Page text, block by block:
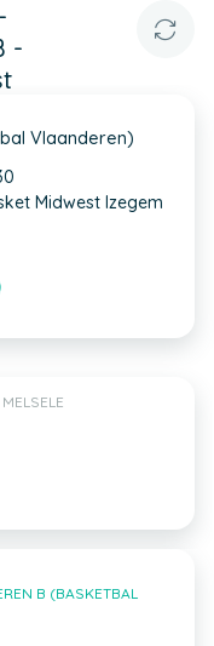
-
Vlaanderen)
Midwest Izegem
B (BASKETBAL